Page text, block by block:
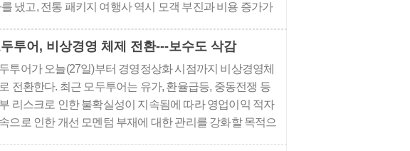
냈고, 전통 패키지 여행사 역시 모객 부진과 비용 증가가
지면서 달러로 결제하..
투어, 비상경영 체제 전환---보수도 삭감
투어가 오늘(27일)부터 경영정상화 시점까지 비상경영체
전환한다. 최근 모두투어는 유가, 환율급등, 중동전쟁 등
리스크로 인한 불확실성이 지속됨에 따라 영업이익 적자
으로 인한 개선 모멘텀 부재에 대한 관리를 강화할 목적으